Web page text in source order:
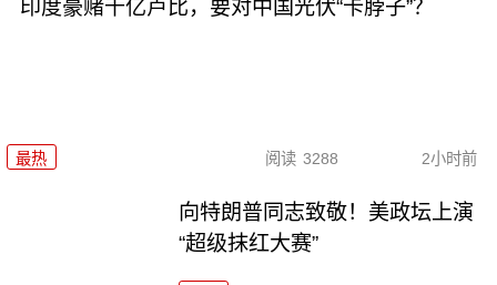
印度豪赌千亿卢比，要对中国光伏“卡脖子”？
最热 阅读 3288 2小时前
向特朗普同志致敬！美政坛上演
“超级抹红大赛”